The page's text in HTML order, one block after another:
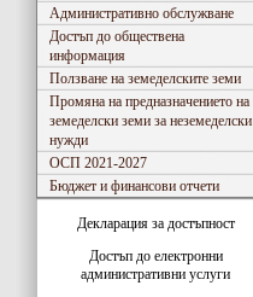
Административно обслужване
Достъп до обществена
информация
Ползване на земеделските земи
Промяна на предназначението на
земеделски земи за неземеделски
нужди
ОСП 2021-2027
Бюджет и финансови отчети
Декларация за достъпност
Достъп до електронни
административни услуги